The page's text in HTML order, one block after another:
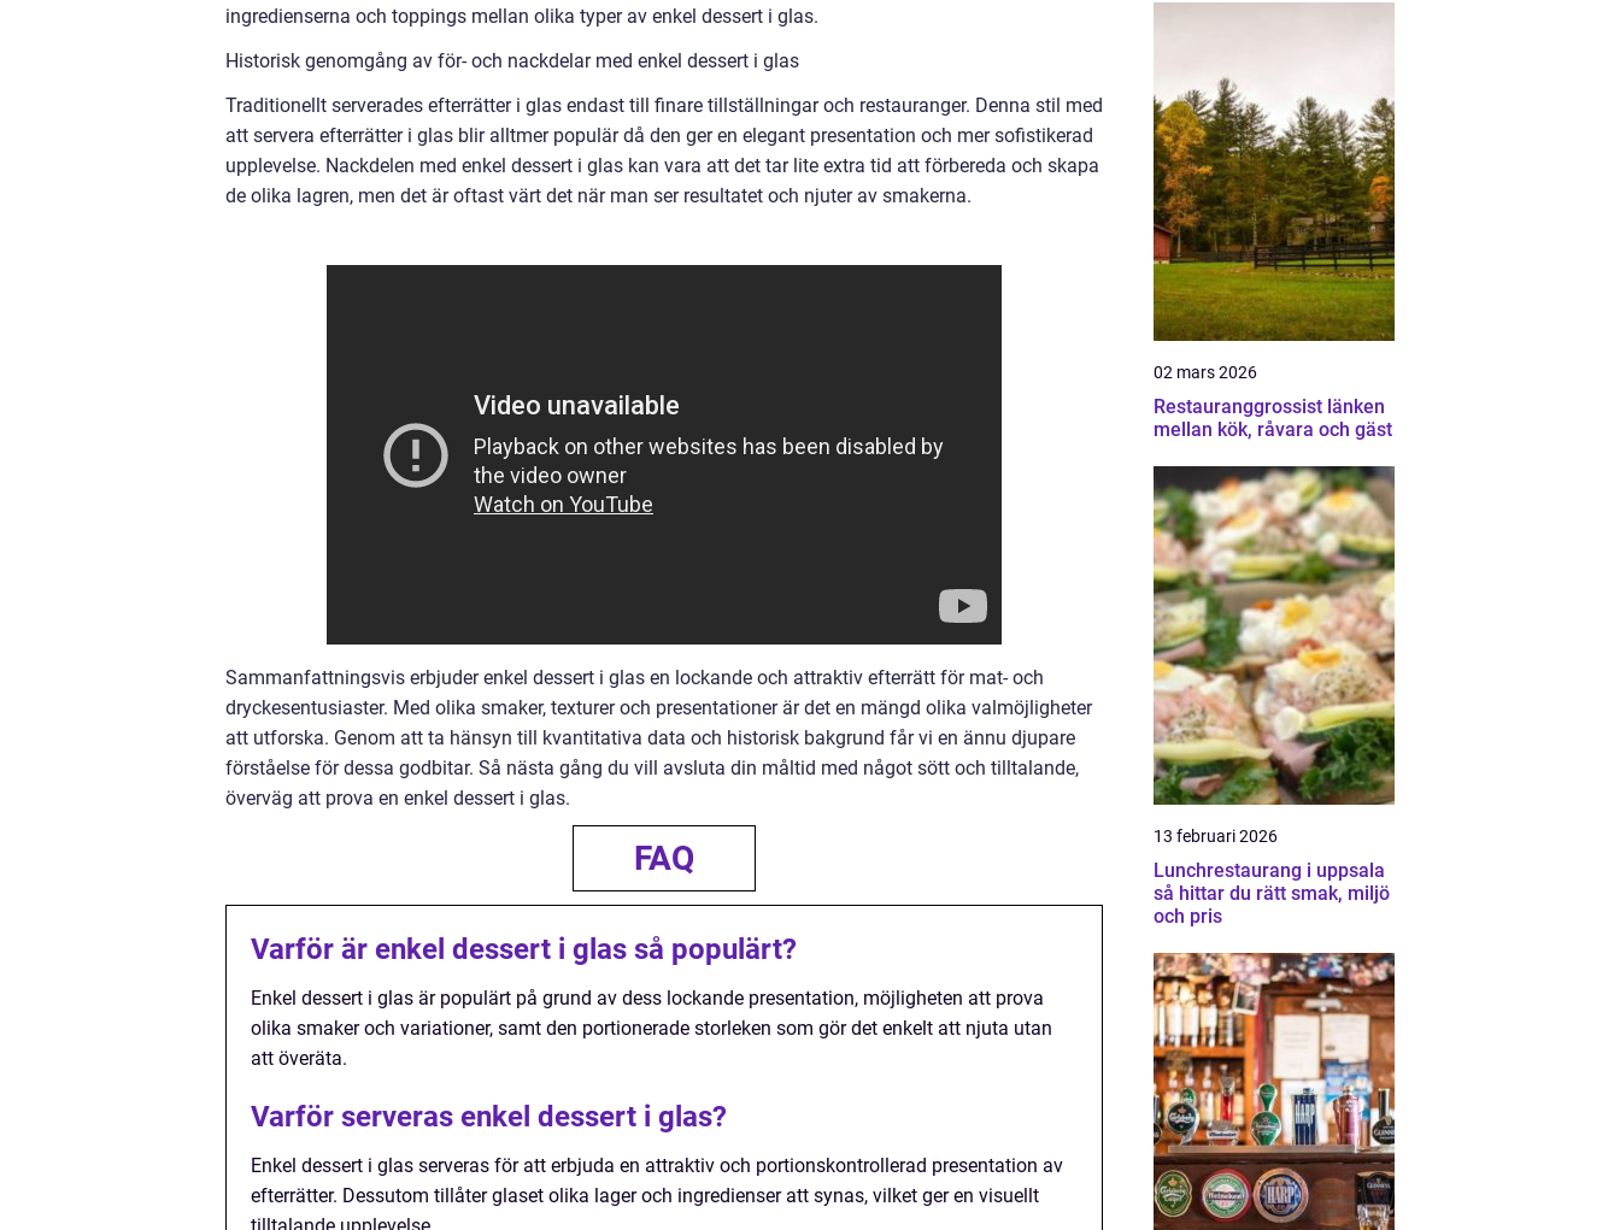
ingredienserna och toppings mellan olika typer av enkel dessert i glas.
Historisk genomgång av för- och nackdelar med enkel dessert i glas
Traditionellt serverades efterrätter i glas endast till finare tillställningar och restauranger. Denna stil med
att servera efterrätter i glas blir alltmer populär då den ger en elegant presentation och mer sofistikerad
upplevelse. Nackdelen med enkel dessert i glas kan vara att det tar lite extra tid att förbereda och skapa
de olika lagren, men det är oftast värt det när man ser resultatet och njuter av smakerna.
Sammanfattningsvis erbjuder enkel dessert i glas en lockande och attraktiv efterrätt för mat- och
dryckesentusiaster. Med olika smaker, texturer och presentationer är det en mängd olika valmöjligheter
att utforska. Genom att ta hänsyn till kvantitativa data och historisk bakgrund får vi en ännu djupare
förståelse för dessa godbitar. Så nästa gång du vill avsluta din måltid med något sött och tilltalande,
överväg att prova en enkel dessert i glas.
FAQ
Varför är enkel dessert i glas så populärt?
Enkel dessert i glas är populärt på grund av dess lockande presentation, möjligheten att prova
olika smaker och variationer, samt den portionerade storleken som gör det enkelt att njuta utan
att överäta.
Varför serveras enkel dessert i glas?
Enkel dessert i glas serveras för att erbjuda en attraktiv och portionskontrollerad presentation av
efterrätter. Dessutom tillåter glaset olika lager och ingredienser att synas, vilket ger en visuellt
02 mars 2026
Restauranggrossist länken
mellan kök, råvara och gäst
13 februari 2026
Lunchrestaurang i uppsala
så hittar du rätt smak, miljö
och pris